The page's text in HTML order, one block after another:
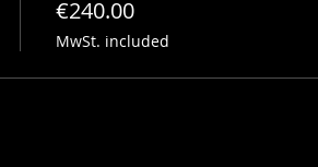
€240.00
MwSt. included